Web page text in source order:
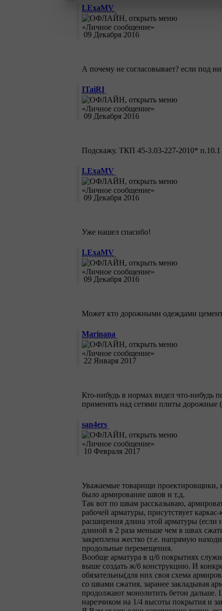
LExaMV
09 Декабря 2016
А почему не согласовывает? если под
ITaiRI
09 Декабря 2016
Подскажу. ТКП 45-3.03-227-2010* п.10.1
LExaMV
09 Декабря 2016
Уже нашел спасибо!
LExaMV
09 Декабря 2016
Может кто дорожными одеждами
Marinana
22 Января 2017
Кто-нибудь в нормах видел что-нибудь
применять над сетями плиты дорожные
san4ers
10 Февраля 2017
Уважаемые товарищи проектировщики,
было армирование швов и т.д.
Так вот по швам рассказываю,
рабочей арматуры, присутствует
расширения длина этой арматуры (если
длиной в 2 раза меньше чем в швах
закреплена жестко (т.е. напрямую
продольные перемещения.
Вообще арматура в ц/б покрытиях
выше создать ж/б конструкцию. И
обязательны(для них своя схема
со швами сжатия, заранее закладывая
продолжают монолитить бетон дальше.
нарезчиком на 1/4 высоты покрытия и